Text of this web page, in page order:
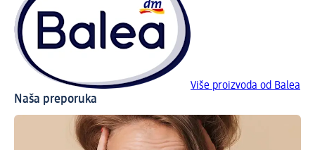
Više proizvoda od Balea
Naša preporuka